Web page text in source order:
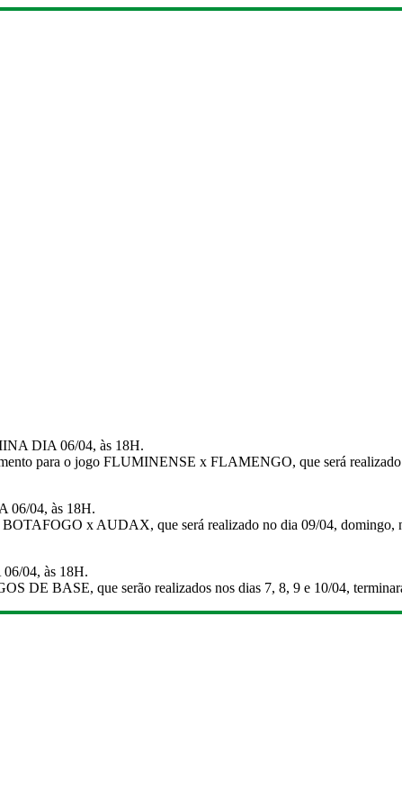
DIA 06/04, às 18H.
para o jogo FLUMINENSE x FLAMENGO, que será
06/04, às 18H.
BOTAFOGO x AUDAX, que será realizado no dia 09/04,
04, às 18H.
DE BASE, que serão realizados nos dias 7, 8, 9 e 10/04,